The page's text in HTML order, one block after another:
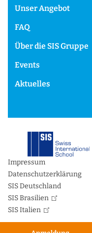
Unser Angebot
FAQ
Über die SIS Gruppe
Events
Aktuelles
Impressum
Datenschutzerklärung
SIS Deutschland
SIS Brasilien
SIS Italien